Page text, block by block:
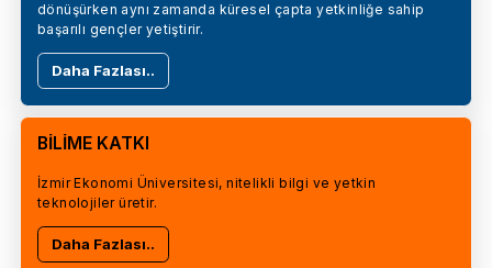
dönüşürken aynı zamanda küresel çapta yetkinliğe sahip
başarılı gençler yetiştirir.
Daha Fazlası..
BİLİME KATKI
İzmir Ekonomi Üniversitesi, nitelikli bilgi ve yetkin
teknolojiler üretir.
Daha Fazlası..